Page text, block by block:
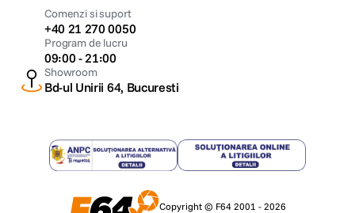
Comenzi si suport
+40 21 270 0050
Program de lucru
09:00 - 21:00
Showroom
Bd-ul Unirii 64, Bucuresti
Copyright © F64 2001 - 2026